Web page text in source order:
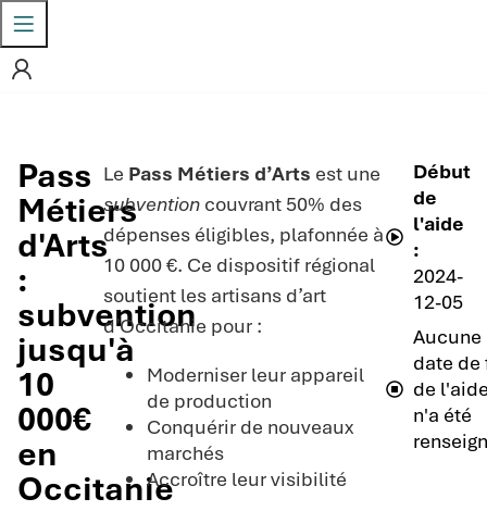
Pass
Métiers
d'Arts
:
subvention
jusqu'à
10
000€
en
Occitanie
Le Pass Métiers d’Arts est une
subventioncouvrant 50% des
dépenses éligibles, plafonnée à
10 000 €. Ce dispositif régional
soutient les artisans d’art
d’Occitanie pour :
Moderniser leur appareil
de production
Conquérir de nouveaux
marchés
Accroître leur visibilité
Début
de
l'aide
:
2024-
12-05
Aucune
date de
de
n'a été